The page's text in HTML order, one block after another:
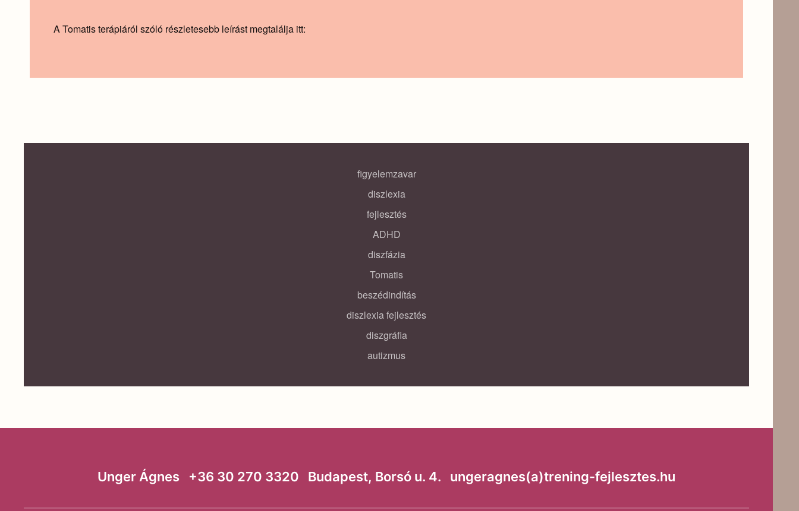
A Tomatis terápiáról szóló részletesebb leírást megtalálja itt:
figyelemzavar
diszlexia
fejlesztés
ADHD
diszfázia
Tomatis
beszédindítás
diszlexia fejlesztés
diszgráfia
autizmus
Unger Ágnes +36 30 270 3320 Budapest, Borsó u. 4. ungeragnes(a)trening-fejlesztes.hu